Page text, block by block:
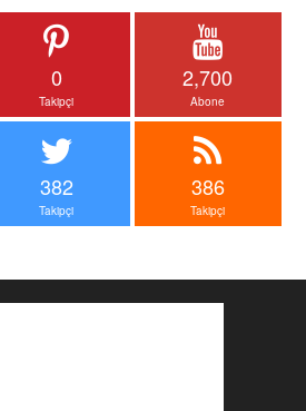
0
Takipçi
2,700
Abone
382
Takipçi
386
Takipçi